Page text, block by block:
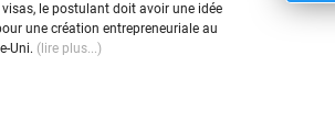
visas, le postulant doit avoir une idée
une création entrepreneuriale au
Uni. (lire plus...)